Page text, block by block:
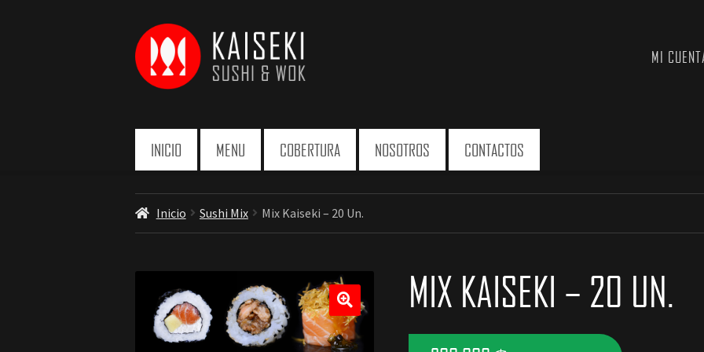
Ir
navegación
Ir
página
MI
INICIO MENU COBERTURA NOSOTROS CONTACTOS
Inicio Sushi Mix Mix Kaiseki – 20 Un.
MIX KAISEKI – 20 UN.